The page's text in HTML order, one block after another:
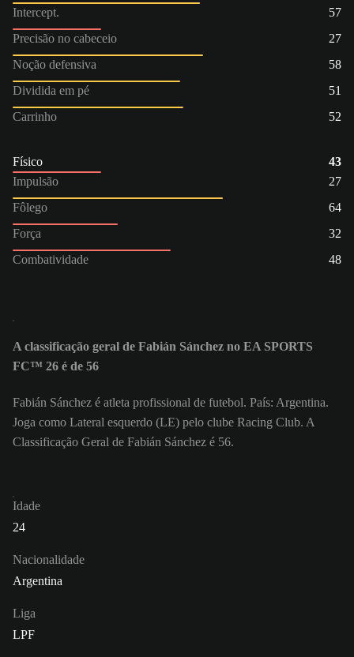
Intercept.
57
Precisão no cabeceio
27
Noção defensiva
58
Dividida em pé
51
Carrinho
52
Físico
43
Impulsão
27
Fôlego
64
Força
32
Combatividade
48
A classificação geral de Fabián Sánchez no EA SPORTS
FC™ 26 é de 56
Fabián Sánchez é atleta profissional de futebol. País: Argentina.
Joga como Lateral esquerdo (LE) pelo clube Racing Club. A
Classificação Geral de Fabián Sánchez é 56.
Idade
24
Nacionalidade
Argentina
Liga
LPF